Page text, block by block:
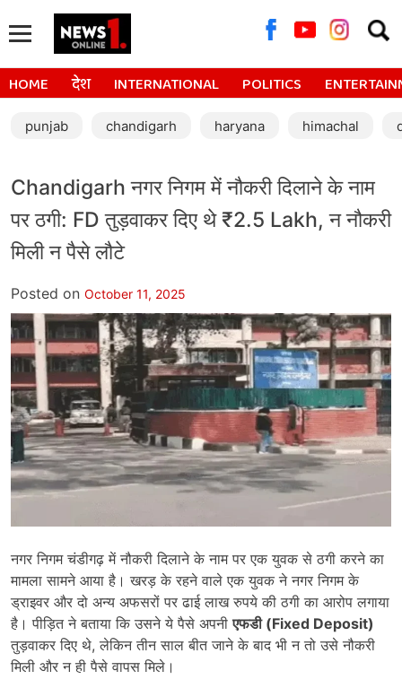
for:
HOME देश INTERNATIONAL POLITICS
punjab chandigarh haryana himachal
Chandigarh नगर निगम में नौकरी दिलाने के नाम
पर ठगी: FD तुड़वाकर दिए थे ₹2.5 Lakh, न नौकरी
मिली न पैसे लौटे
Posted on October 11, 2025
नगर निगम चंडीगढ़ में नौकरी दिलाने के नाम पर एक युवक से ठगी करने का
मामला सामने आया है। खरड़ के रहने वाले एक युवक ने नगर निगम के
ड्राइवर और दो अन्य अफसरों पर ढाई लाख रुपये की ठगी का आरोप लगाया
है। पीड़ित ने बताया कि उसने ये पैसे अपनीएफडी (Fixed Deposit)
तुड़वाकर दिए थे, लेकिन तीन साल बीत जाने के बाद भी न तो उसे नौकरी
मिली और न ही पैसे वापस मिले।